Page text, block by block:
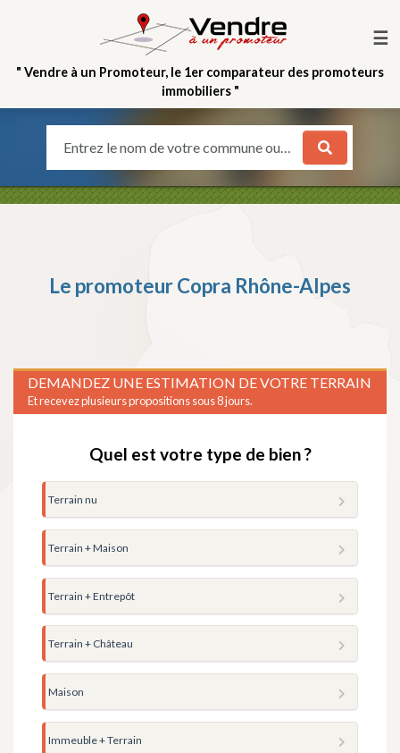
☰
" Vendre à un Promoteur, le 1er comparateur des promoteurs
immobiliers "
Entrez le nom de votre commune ou votre quartier
Le promoteurCopra Rhône-Alpes
DEMANDEZ UNE ESTIMATION DE VOTRE TERRAIN
Et recevez plusieurs propositions sous 8 jours.
Quel est votre type de bien ?
Terrain nu
Terrain + Maison
Terrain + Entrepôt
Terrain + Château
Maison
Immeuble + Terrain